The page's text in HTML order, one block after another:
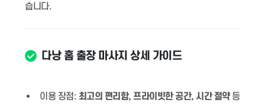
습니다.
다낭 홈 출장 마사지 상세 가이드
이용 장점: 최고의 편리함, 프라이빗한 공간, 시간 절약등